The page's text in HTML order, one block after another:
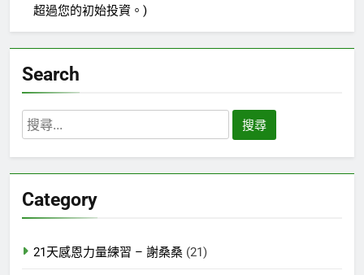
超過您的初始投資。)
Search
搜
尋
字:
Category
21天感恩力量練習 – 謝桑桑 (21)